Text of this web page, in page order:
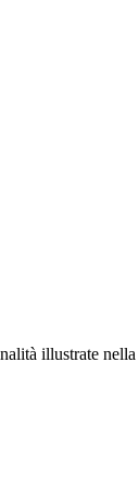
illustrate nella